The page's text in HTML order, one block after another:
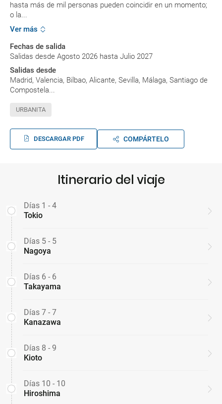
hasta más de mil personas pueden coincidir en un momento;
o la...
Ver más
Fechas de salida
Salidas desde Agosto 2026 hasta Julio 2027
Salidas desde
Madrid, Valencia, Bilbao, Alicante, Sevilla, Málaga, Santiago de
Compostela...
URBANITA
DESCARGAR PDF COMPÁRTELO
Itinerario del viaje
Días 1 - 4
Tokio
Días 5 - 5
Nagoya
Días 6 - 6
Takayama
Días 7 - 7
Kanazawa
Días 8 - 9
Kioto
Días 10 - 10
Hiroshima